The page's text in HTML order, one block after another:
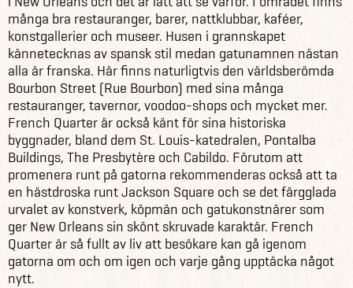
många bra restauranger, barer, nattklubbar, kaféer,
konstgallerier och museer. Husen i grannskapet
kännetecknas av spansk stil medan gatunamnen nästan
alla är franska. Här finns naturligtvis den världsberömda
Bourbon Street (Rue Bourbon) med sina många
restauranger, tavernor, voodoo-shops och mycket mer.
French Quarter är också känt för sina historiska
byggnader, bland dem St. Louis-katedralen, Pontalba
Buildings, The Presbytère och Cabildo. Förutom att
promenera runt på gatorna rekommenderas också att ta
en hästdroska runt Jackson Square och se det färgglada
urvalet av konstverk, köpmän och gatukonstnärer som
ger New Orleans sin skönt skruvade karaktär. French
Quarter är så fullt av liv att besökare kan gå igenom
gatorna om och om igen och varje gång upptäcka något
nytt.